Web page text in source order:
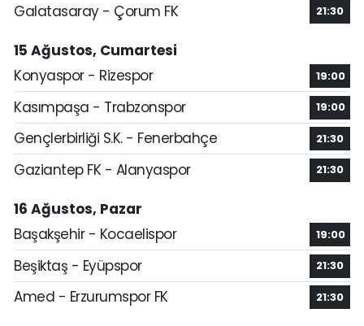
Galatasaray - Çorum FK
21:30
15 Ağustos, Cumartesi
Konyaspor - Rizespor
19:00
Kasımpaşa - Trabzonspor 19:00
Gençlerbirliği S.K. - Fenerbahçe 21:30
Gaziantep FK - Alanyaspor 21:30
16 Ağustos, Pazar
Başakşehir - Kocaelispor
19:00
Beşiktaş - Eyüpspor 21:30
Amed - Erzurumspor FK 21:30